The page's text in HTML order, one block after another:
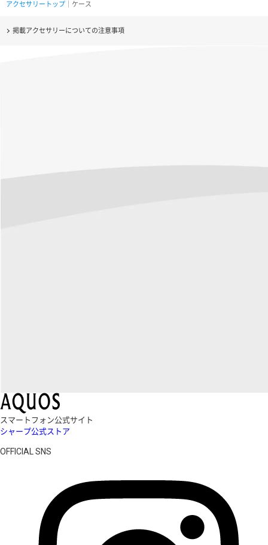
アクセサリートップ ｜ケース
掲載アクセサリーについての注意事項
スマートフォン公式サイト
シャープ公式ストア
OFFICIAL SNS